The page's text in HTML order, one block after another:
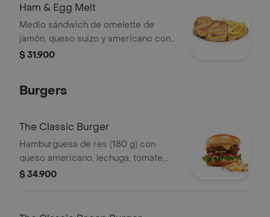
porción de papas a la francesa.
Ham & Egg Melt
Medio sándwich de omelette de
jamón, queso suizo y americano con
pepinillos en pan artesanal sourdough
$ 31.900
Burgers
The Classic Burger
Hamburguesa de res (180 g) con
queso americano, lechuga, tomate,
cebolla morada, pepinillos y nuestra
francesa.
$ 34.900